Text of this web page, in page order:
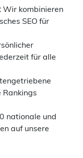
Wir kombinieren
SEO für
für alle
nationale und
auf unsere